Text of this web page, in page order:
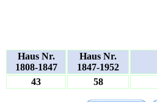
Haus Nr.
1808-1847
Haus Nr.
1847-1952
43
58